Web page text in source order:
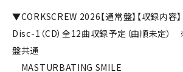
▼CORKSCREW 2026【通常盤】【収録内容】
Disc-1（CD）全12曲収録予定（曲順未定
盤共通
MASTURBATING SMILE